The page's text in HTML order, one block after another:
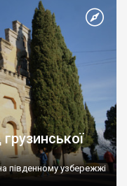
південному узбережжі